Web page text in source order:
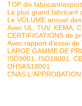
TOP dix fabricant/
Le plus grand fabricant
Le VOLUME annuel
Avec UL, TUV, KEMA,
CERTIFICATIONS de
Avec rapport d'essai de
LARGE GAMME DE
ISO9001, ISO18001,
OHSAS18001
CNAS